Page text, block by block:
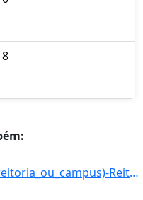
8
2: denominacao_da_unidade_(reitoria_ou_campus)-Reitoria_(Locacao_sede_provisoria)-registro_do_imovel_no]